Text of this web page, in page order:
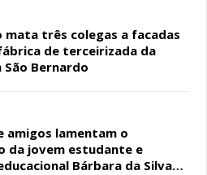
mata três colegas a facadas
de terceirizada da
São Bernardo
amigos lamentam o
da jovem estudante e
Bárbara da Silva